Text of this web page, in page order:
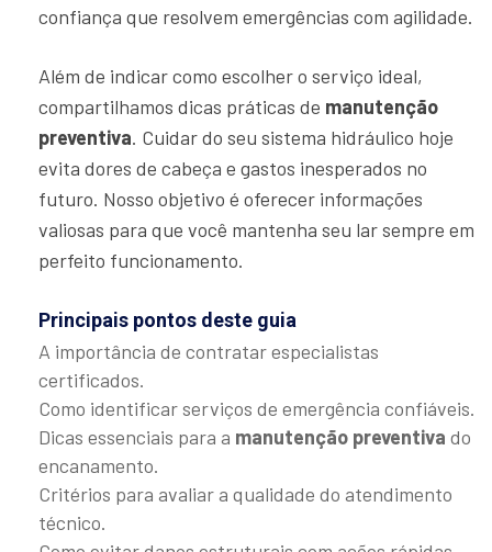
confiança que resolvem emergências com agilidade.
Além de indicar como escolher o serviço ideal,
compartilhamos dicas práticas de manutenção
preventiva. Cuidar do seu sistema hidráulico hoje
evita dores de cabeça e gastos inesperados no
futuro. Nosso objetivo é oferecer informações
valiosas para que você mantenha seu lar sempre em
perfeito funcionamento.
Principais pontos deste guia
A importância de contratar especialistas
certificados.
Como identificar serviços de emergência confiáveis.
Dicas essenciais para a manutenção preventiva do
encanamento.
Critérios para avaliar a qualidade do atendimento
técnico.